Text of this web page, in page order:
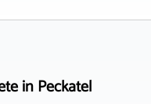
in Peckatel